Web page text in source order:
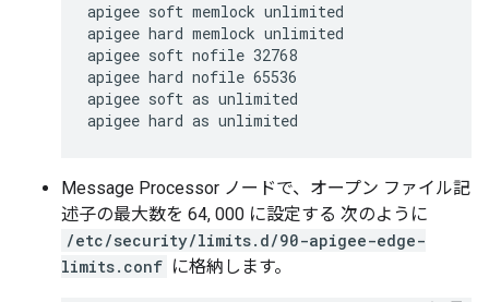
apigee soft memlock unlimited
apigee hard memlock unlimited
apigee soft nofile 32768
apigee hard nofile 65536
apigee soft as unlimited
apigee hard as unlimited
Message Processor ノードで、オープン ファイル記
述子の最大数を 64, 000 に設定する 次のように
/etc/security/limits.d/90-apigee-edge-
limits.conf に格納します。